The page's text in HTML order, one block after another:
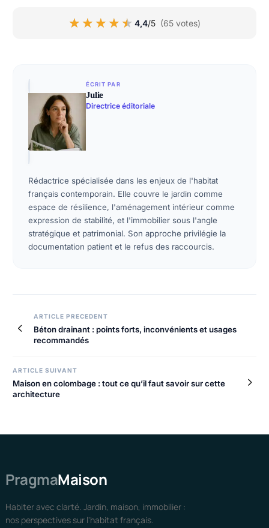
★★★★★
★★★★★ 4,4/5 (65 votes)
ÉCRIT PAR
Julie
Directrice éditoriale
Rédactrice spécialisée dans les enjeux de l'habitat
français contemporain. Elle couvre le jardin comme
espace de résilience, l'aménagement intérieur comme
expression de stabilité, et l'immobilier sous l'angle
stratégique et patrimonial. Son approche privilégie la
documentation patient et le refus des raccourcis.
ARTICLE PRECEDENT
Béton drainant : points forts, inconvénients et usages
recommandés
ARTICLE SUIVANT
Maison en colombage : tout ce qu’il faut savoir sur cette
architecture
PragmaMaison
Habiter avec clarté. Jardin, maison, immobilier :
nos perspectives sur l'habitat français.